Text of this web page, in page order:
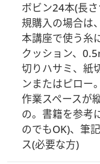
ボビン24本(長
規購入の場合は
本講座で使う糸
クッション、
切りハサミ、紙
ンまたはピロー
作業スペースが
の。書籍を参考
のでもOK)、筆
ス(必要な方)